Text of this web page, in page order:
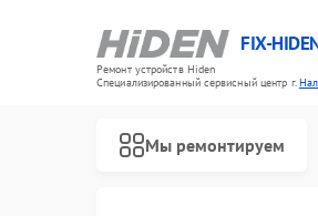
FIX-
Ремонт устройств Hiden
Специализированный cервисный центр г.
Мы ремонтируем